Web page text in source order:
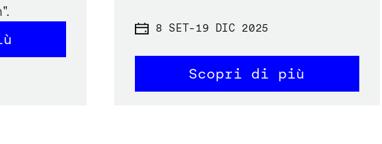
8 SET-19 DIC 2025
Scopri di più